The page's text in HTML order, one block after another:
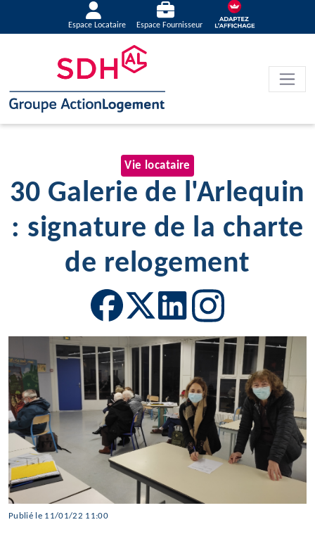
Espace Locataire Espace Fournisseur
Vie locataire
30 Galerie de l'Arlequin
: signature de la charte
de relogement
Publié le 11/01/22 11:00